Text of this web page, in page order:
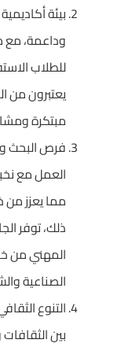
وداعمة، مع
للطلاب
يعتبرون من
مبتكرة
فرص البحث
العمل مع
مما يعزز من
ذلك، توفر
المهني من
الصناعية
بين